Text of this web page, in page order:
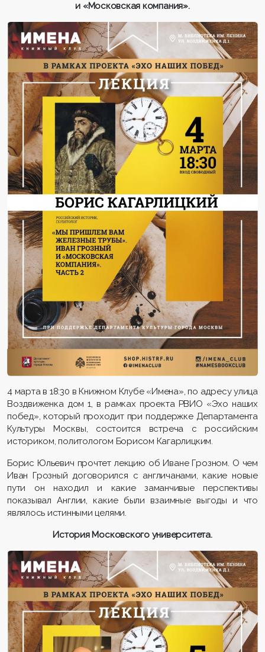
и «Московская компания».
4 марта в 18:30 в Книжном Клубе «Имена», по адресу улица
Воздвиженка дом 1, в рамках проекта РВИО «Эхо наших
побед», который проходит при поддержке Департамента
Культуры Москвы, состоится встреча с российским
историком, политологом Борисом Кагарлицким.
Борис Юльевич прочтет лекцию об Иване Грозном. О чем
Иван Грозный договорился с англичанами, какие новые
пути он находил и какие заманчивые перспективы
показывал Англии, какие были взаимные выгоды и что
являлось истинными целями.
История Московского университета.